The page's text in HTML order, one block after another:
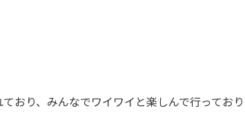
おり、みんなでワイワイと楽しんで行ってお